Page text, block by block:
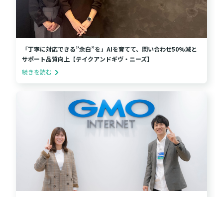
「丁寧に対応できる”余白”を」AIを育てて、問い合わせ50%減と
サポート品質向上【テイクアンドギヴ・ニーズ】
続きを読む